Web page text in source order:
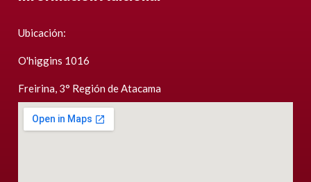
Ubicación:
O'higgins 1016
Freirina, 3° Región de Atacama